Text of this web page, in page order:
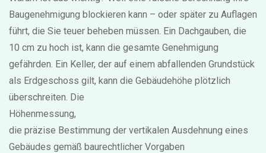
Baugenehmigung blockieren kann – oder später zu Auflagen
führt, die Sie teuer beheben müssen. Ein Dachgauben, die
10 cm zu hoch ist, kann die gesamte Genehmigung
gefährden. Ein Keller, der auf einem abfallenden Grundstück
als Erdgeschoss gilt, kann die Gebäudehöhe plötzlich
überschreiten. Die
Höhenmessung,
die präzise Bestimmung der vertikalen Ausdehnung eines
Gebäudes gemäß baurechtlicher Vorgaben